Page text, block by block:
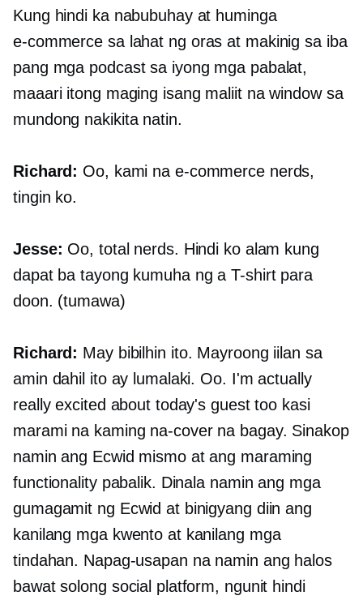
Kung hindi ka nabubuhay at huminga
e-commerce sa lahat ng oras at makinig sa iba
pang mga podcast sa iyong mga pabalat,
maaari itong maging isang maliit na window sa
mundong nakikita natin.
Richard: Oo, kami na e-commercenerds,
tingin ko.
Jesse: Oo, total nerds. Hindi ko alam kung
dapat ba tayong kumuha ng aT-shirtpara
doon. (tumawa)
Richard: May bibilhin ito. Mayroong iilan sa
amin dahil ito ay lumalaki. Oo. I'm actually
really excited about today's guest too kasi
marami na kaming na-cover na bagay. Sinakop
namin ang Ecwid mismo at ang maraming
functionality pabalik. Dinala namin ang mga
gumagamit ng Ecwid at binigyang diin ang
kanilang mga kwento at kanilang mga
tindahan. Napag-usapan na namin ang halos
bawat solong social platform, ngunit hindi